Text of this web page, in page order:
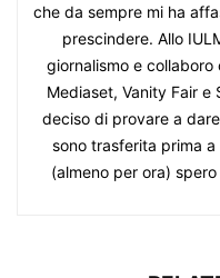
che da sempre mi ha
prescindere. Allo
giornalismo e
Mediaset, Vanity Fair e
deciso di provare a
sono trasferita prima
(almeno per ora)